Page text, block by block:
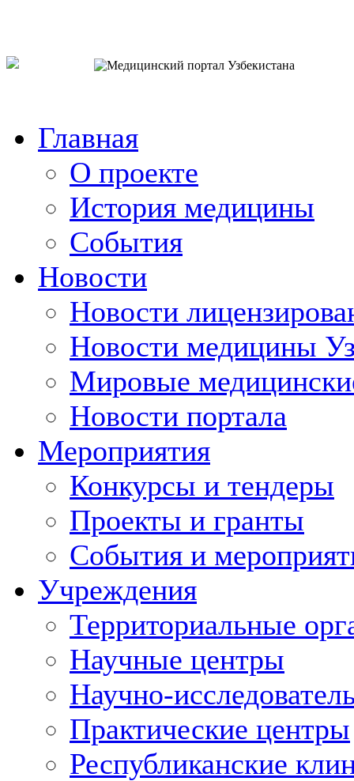
Главная
О проекте
История медицины
События
Новости
Новости
Новости медицины
Мировые
Новости портала
Мероприятия
Конкурсы и тендеры
Проекты и гранты
События и
Учреждения
Территориальные
Научные центры
Научно-
Практические центры
Республиканские